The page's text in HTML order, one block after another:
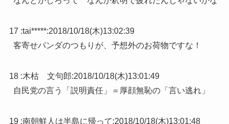
17 :tai*****:2018/10/18(木)13:02:39
客寄せパンダのつもりが、予想外のお荷物ですな！
18 :木枯 文句郎:2018/10/18(木)13:01:49
自民党の言う「説明責任」＝厚顔無恥の「言い逃れ」
19 :南朝鮮人は半島に帰って:2018/10/18(木)13:01:48